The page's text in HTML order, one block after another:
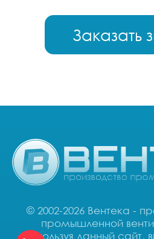
Заказать
© 2002-2026 Вентека -
промышленной
Используя данный сайт,